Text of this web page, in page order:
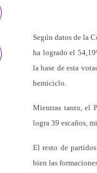
Según datos de la
ha logrado el
la base de esta
hemiciclo.
Mientras tanto, el
logra 39 escaños,
El resto de
bien las